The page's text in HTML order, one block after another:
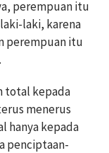
perempuan itu
laki, karena
perempuan itu
total kepada
menerus
hanya kepada
penciptaan-